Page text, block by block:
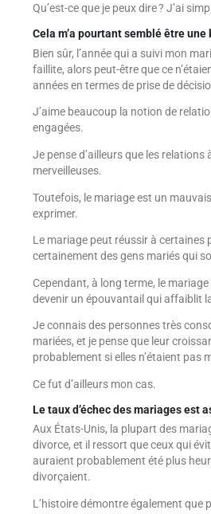
Qu’est-ce que je peux dire ? J’ai
Cela m’a pourtant semblé être une
Bien sûr, l’année qui a suivi mon
faillite, alors peut-être que ce
années en termes de prise de
J’aime beaucoup la notion de
engagées.
Je pense d’ailleurs que les relations
merveilleuses.
Toutefois, le mariage est un
exprimer.
Le mariage peut réussir à certaines
certainement des gens mariés qui
Cependant, à long terme, le
devenir un épouvantail qui affaiblit
Je connais des personnes très
mariées, et je pense que leur
probablement si elles n’étaient pas
Ce fut d’ailleurs mon cas.
Le taux d’échec des mariages est
Aux États-Unis, la plupart des
divorce, et il ressort que ceux qui
auraient probablement été plus
divorçaient.
L’histoire démontre également que